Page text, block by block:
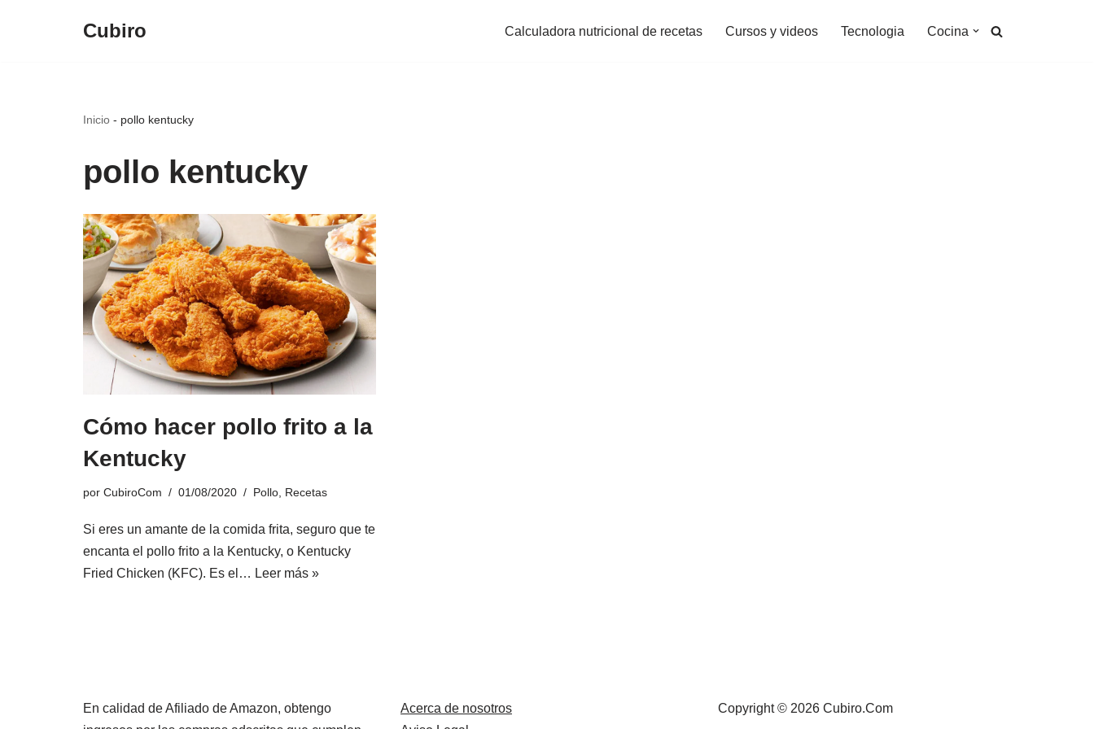
Cubiro Calculadora nutricional de recetas Cursos y videos Tecnologia Cocina
Inicio - pollo kentucky
pollo kentucky
Cómo hacer pollo frito a la
Kentucky
por CubiroCom 01/08/2020 Pollo, Recetas
Si eres un amante de la comida frita, seguro que te
encanta el pollo frito a la Kentucky, o Kentucky
Fried Chicken (KFC). Es el… Leer más »
En calidad de Afiliado de Amazon, obtengo
Acerca de nosotros
Copyright © 2026 Cubiro.Com